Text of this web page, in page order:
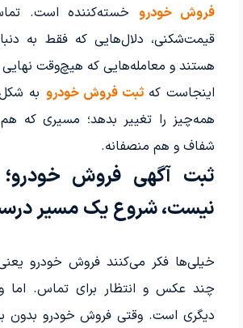
فروش خودروخسته‌کننده است.
قیمت‌شکنی، دلال‌هایی که فقط به
هستند و معامله‌هایی که هیچ‌وقت
اینجاست که ثبت فروش خودرو به
همه‌چیز را تغییر بدهد؛ مسیری که
شفاف و هم منصفانه.
ثبت آگهی فروش
نیست، شروع یک مسیر
خیلی‌ها فکر می‌کنند فروش خودرو
چند عکس و انتظار برای تماس. اما
دیگری است. وقتی فروش خودرو بدون